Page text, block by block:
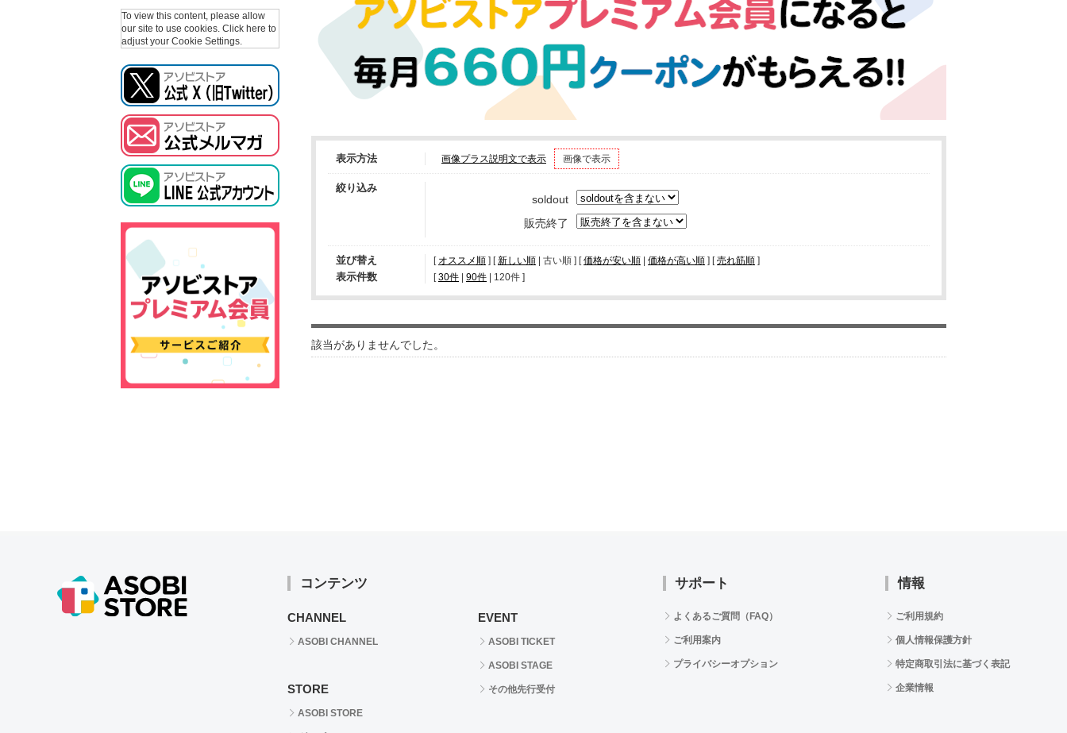
To view this content, please allow
our site to use cookies. Click here to
adjust your Cookie Settings.
表示方法 画像プラス説明文で表示 画像で表示
絞り込み
soldout
販売終了
並び替え [ オススメ順 ] [新しい順 | 古い順 ] [価格が安い順 | 価格が高い順 ] [売れ筋順 ]
表示件数 [ 30件 | 90件 | 120件 ]
該当がありませんでした。
コンテンツ
CHANNEL
ASOBI CHANNEL
STORE
ASOBI STORE
EVENT
ASOBI TICKET
ASOBI STAGE
その他先行受付
サポート
よくあるご質問（FAQ）
ご利用案内
プライバシーオプション
情報
ご利用規約
個人情報保護方針
特定商取引法に基づく表記
企業情報